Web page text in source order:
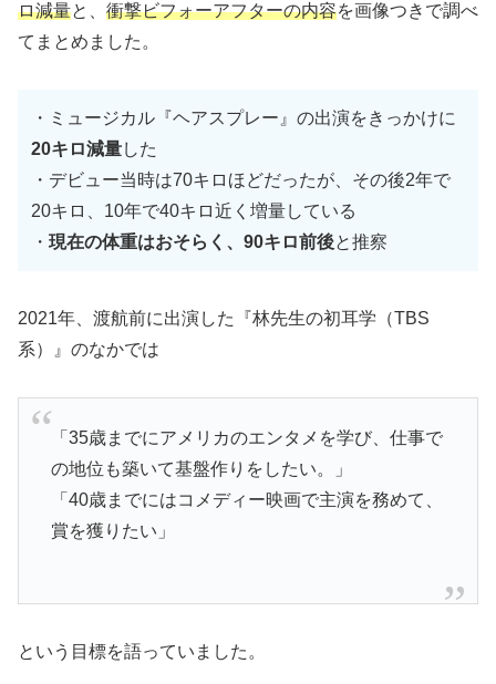
ロ減量と、 衝撃ビフォーアフターの内容を画像つきで調べ
てまとめました。
・ミュージカル『ヘアスプレー』の出演をきっかけに
20キロ減量した
・デビュー当時は70キロほどだったが、その後2年で
20キロ、10年で40キロ近く増量している
・ 現在の体重はおそらく、90キロ前後と推察
2021年、渡航前に出演した『林先生の初耳学（TBS
系）』のなかでは
「35歳までにアメリカのエンタメを学び、仕事で
の地位も築いて基盤作りをしたい。」
「40歳までにはコメディー映画で主演を務めて、
賞を獲りたい」
という目標を語っていました。